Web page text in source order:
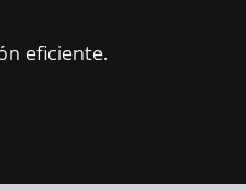
eficiente.